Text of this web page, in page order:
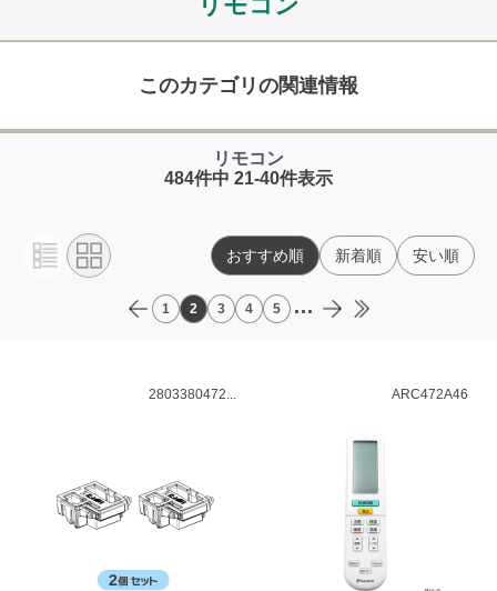
このカテゴリの関連情報
リモコン
484件中 21-40件表示
1 2 3 4 5 ...
おすすめ順 新着順 安い順
2803380472... ARC472A46